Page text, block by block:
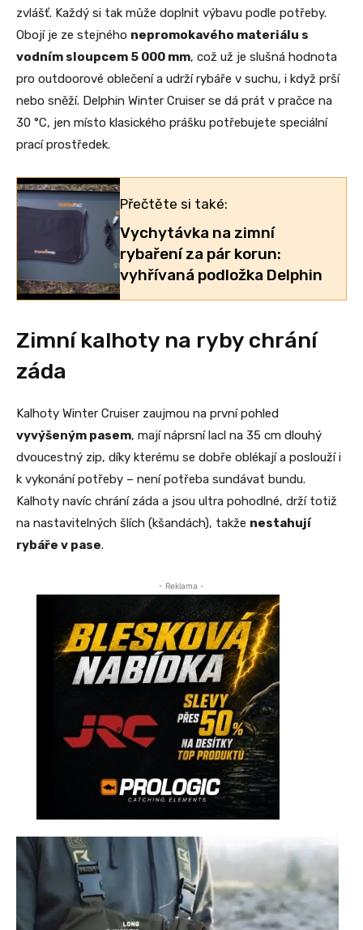
zvlášť. Každý si tak může doplnit výbavu podle potřeby.
Obojí je ze stejného nepromokavého materiálu s
vodním sloupcem 5 000 mm, což už je slušná hodnota
pro outdoorové oblečení a udrží rybáře v suchu, i když prší
nebo sněží. Delphin Winter Cruiser se dá prát v pračce na
30 °C, jen místo klasického prášku potřebujete speciální
prací prostředek.
Přečtěte si také:
Vychytávka na zimní
rybaření za pár korun:
vyhřívaná podložka Delphin
Zimní kalhoty na ryby chrání
záda
Kalhoty Winter Cruiser zaujmou na první pohled
vyvýšeným pasem, mají náprsní lacl na 35 cm dlouhý
dvoucestný zip, díky kterému se dobře oblékají a poslouží i
k vykonání potřeby – není potřeba sundávat bundu.
Kalhoty navíc chrání záda a jsou ultra pohodlné, drží totiž
na nastavitelných šlích (kšandách), takže nestahují
rybáře v pase.
- Reklama -